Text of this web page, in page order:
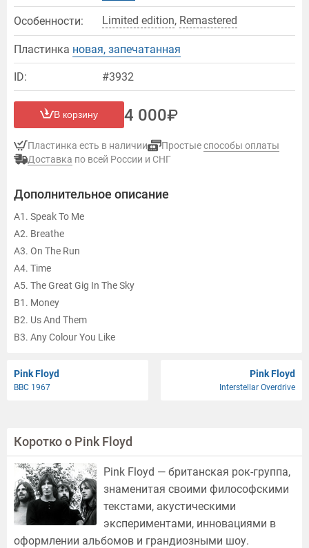
Особенности: Limited edition, Remastered
Пластинка новая, запечатанная
ID: #3932
В корзину 4 000
Пластинка есть в наличии Простыеспособы оплаты
Доставка по всей России и СНГ
Дополнительное описание
A1. Speak To Me
A2. Breathe
A3. On The Run
A4. Time
A5. The Great Gig In The Sky
B1. Money
B2. Us And Them
B3. Any Colour You Like
B5. Eclipse
Pink Floyd
BBC 1967
Pink Floyd
Interstellar Overdrive
Коротко о Pink Floyd
Pink Floyd — британская рок-группа,
знаменитая своими философскими
текстами, акустическими
экспериментами, инновациями в
оформлении альбомов и грандиозными шоу.